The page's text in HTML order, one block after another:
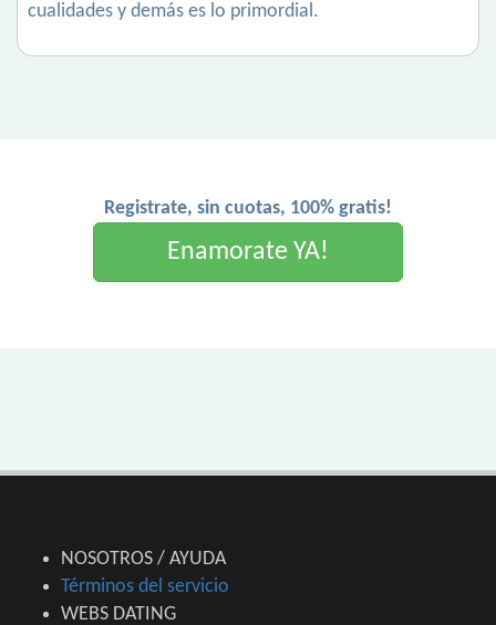
cualidades y demás es lo primordial.
Registrate, sin cuotas, 100% gratis!
Enamorate YA!
NOSOTROS / AYUDA
Términos del servicio
WEBS DATING